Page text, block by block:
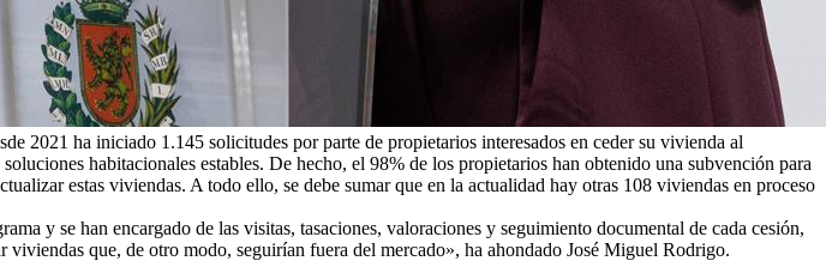
2021 ha iniciado 1.145 solicitudes por parte de propietarios interesados en ceder su vivienda al
habitacionales estables. De hecho, el 98% de los propietarios han obtenido una subvención para
estas viviendas. A todo ello, se debe sumar que en la actualidad hay otras 108 viviendas en proceso
y se han encargado de las visitas, tasaciones, valoraciones y seguimiento documental de cada cesión,
que, de otro modo, seguirían fuera del mercado», ha ahondado José Miguel Rodrigo.